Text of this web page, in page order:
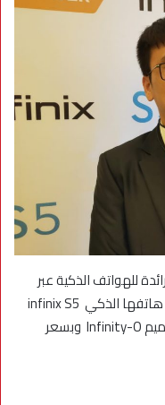
للهواتف الذكية عبر
الانترنت والمصممة للأجيال الشابة، بإطلاق هاتفها الذكي infinix S5
في السوق المصري بأكبر شاشة عرض بتصميم Infinity-O وبسعر